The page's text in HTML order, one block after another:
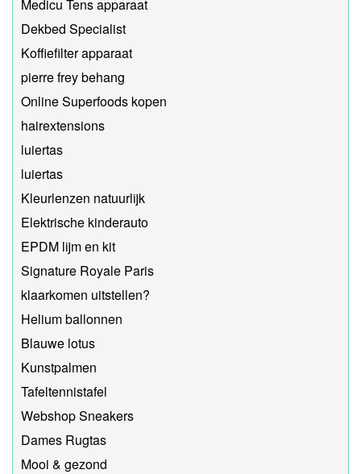
Medicu Tens apparaat
Dekbed Specialist
Koffiefilter apparaat
pierre frey behang
Online Superfoods kopen
hairextensions
luiertas
luiertas
Kleurlenzen natuurlijk
Elektrische kinderauto
EPDM lijm en kit
Signature Royale Paris
klaarkomen uitstellen?
Helium ballonnen
Blauwe lotus
Kunstpalmen
Tafeltennistafel
Webshop Sneakers
Dames Rugtas
Mooi & gezond